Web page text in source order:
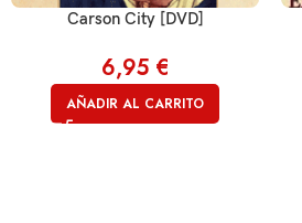
Carson City [DVD]
6,95 €
AÑADIR AL CARRITO